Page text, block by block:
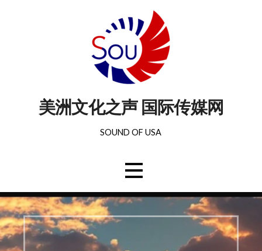
美洲文化之声 国际传媒网
SOUND OF USA